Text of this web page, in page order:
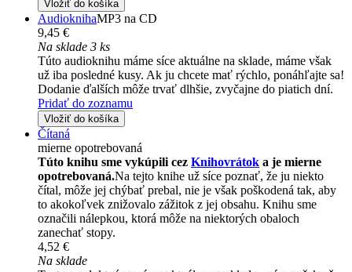
Vložiť do košíka
AudioknihaMP3 na CD
9,45 €
Na sklade 3 ks
Túto audioknihu máme síce aktuálne na sklade, máme však
už iba posledné kusy. Ak ju chcete mať rýchlo, ponáhľajte sa!
Dodanie ďalších môže trvať dlhšie, zvyčajne do piatich dní.
Pridať do zoznamu
Vložiť do košíka
Čítaná
mierne opotrebovaná
Túto knihu sme vykúpili cez Knihovrátok a je mierne
opotrebovaná.Na tejto knihe už síce poznať, že ju niekto
čítal, môže jej chýbať prebal, nie je však poškodená tak, aby
to akokoľvek znižovalo zážitok z jej obsahu. Knihu sme
označili nálepkou, ktorá môže na niektorých obaloch
zanechať stopy.
4,52 €
Na sklade